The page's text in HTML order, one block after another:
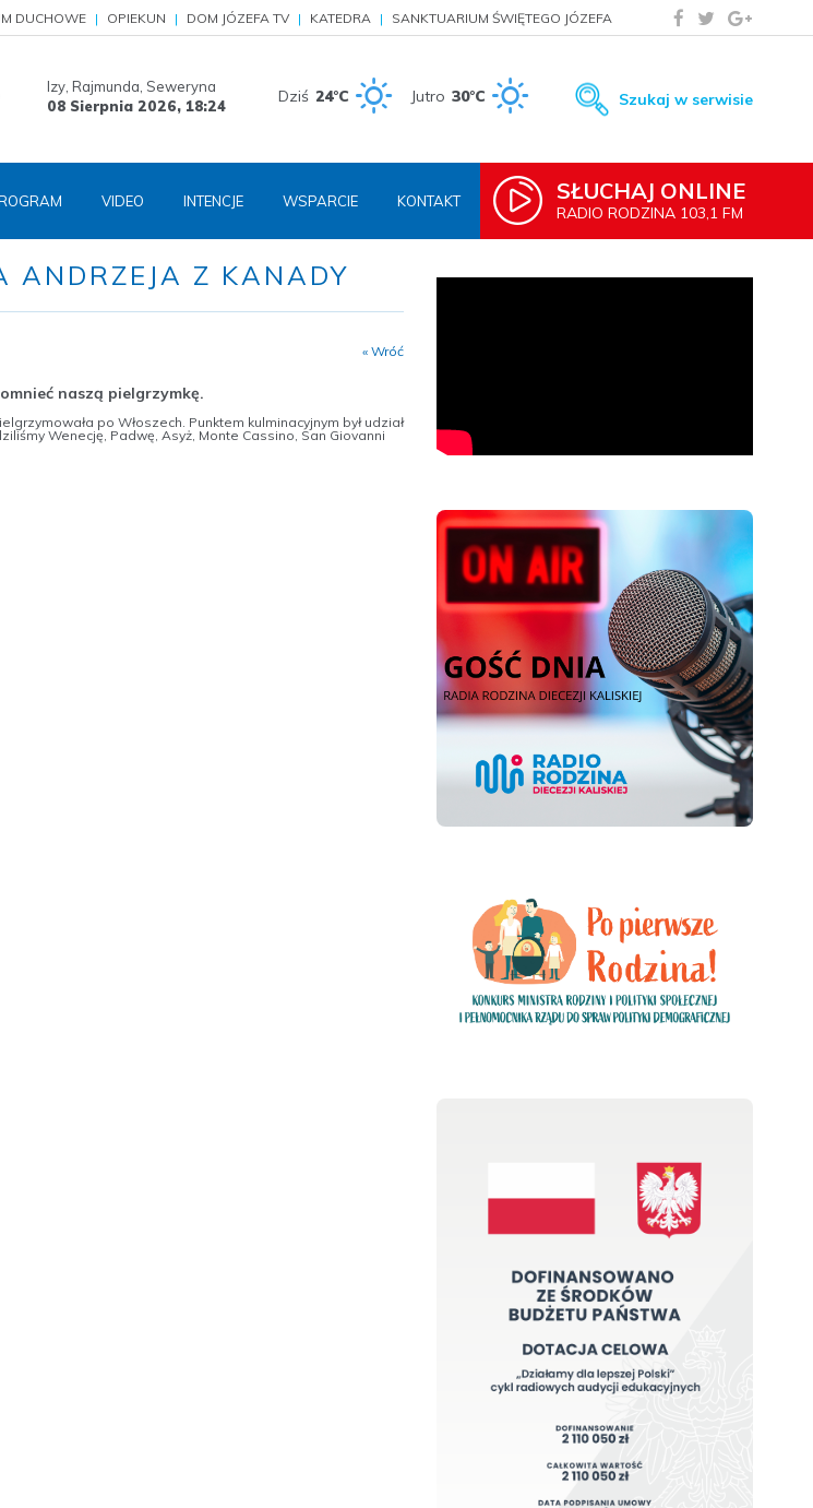
DUCHOWE OPIEKUN DOM JÓZEFA TV KATEDRA SANKTUARIUM ŚWIĘTEGO JÓZEFA
Izy, Rajmunda, Seweryna
08 Sierpnia 2026, 18:24 Dziś 24°C Jutro 30°C Szukaj w serwisie
SŁUCHAJ ONLINE
RADIO RODZINA 103,1 FM
VIDEO INTENCJE WSPARCIE KONTAKT
ANDRZEJA Z KANADY
« Wróć
naszą pielgrzymkę.
po Włoszech. Punktem kulminacyjnym był udział
Wenecję, Padwę, Asyż, Monte Cassino, San Giovanni